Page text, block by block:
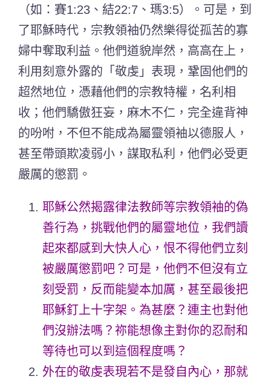
（如：賽1:23、結22:7、瑪3:5）
。可是，到
了耶穌時代，宗教領袖仍然樂得從孤苦的寡
婦中奪取利益。他們道貌岸然，高高在上，
利用刻意外露的「敬虔」表現，鞏固他們的
超然地位，憑藉他們的宗教特權，名利相
收；他們驕傲狂妄，麻木不仁，完全違背神
的吩咐，不但不能成為屬靈領袖以德服人，
甚至帶頭欺凌弱小，謀取私利，他們必受更
嚴厲的懲罰。
耶穌公然揭露律法教師等宗教領袖的偽
善行為，挑戰他們的屬靈地位，我們讀
起來都感到大快人心，恨不得他們立刻
被嚴厲懲罰吧？可是，他們不但沒有立
刻受罰，反而能變本加厲，甚至最後把
耶穌釘上十字架。為甚麼？連主也對他
們沒辦法嗎？祢能想像主對你的忍耐和
等待也可以到這個程度嗎？
外在的敬虔表現若不是發自內心，那就